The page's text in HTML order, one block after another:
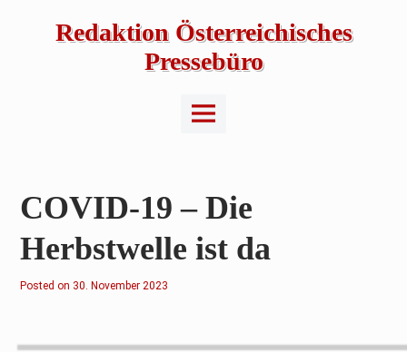
Redaktion Österreichisches
Pressebüro
Main
Menu
COVID-19 – Die
Herbstwelle ist da
Posted on 1
e
30. November 2023